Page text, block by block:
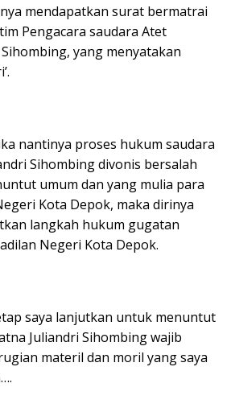
mendapatkan surat bermatrai
Pengacara saudara Atet
yang menyatakan
nantinya proses hukum saudara
Sihombing divonis bersalah
umum dan yang mulia para
Kota Depok, maka dirinya
langkah hukum gugatan
Negeri Kota Depok.
saya lanjutkan untuk menuntut
Juliandri Sihombing wajib
materil dan moril yang saya